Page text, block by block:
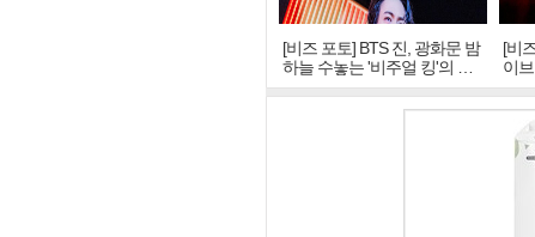
[비즈 포토] BTS 진, 광화문 밤
하늘 수놓는 '비주얼 킹'의 열
창
[비
이
아